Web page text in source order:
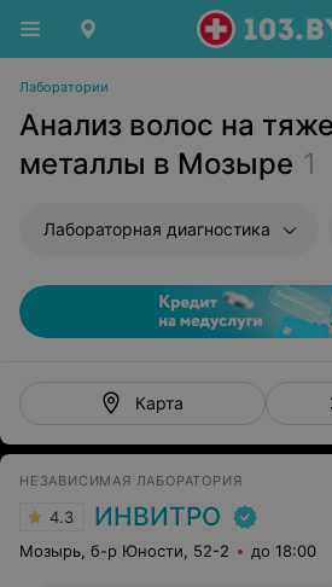
Лаборатории
Анализ волос на
металлы в Мозыре 1
Лабораторная диагностика
Карта
НЕЗАВИСИМАЯ ЛАБОРАТОРИЯ
4.3 ИНВИТРО
Мозырь, б-р Юности, 52-2 до 18:00